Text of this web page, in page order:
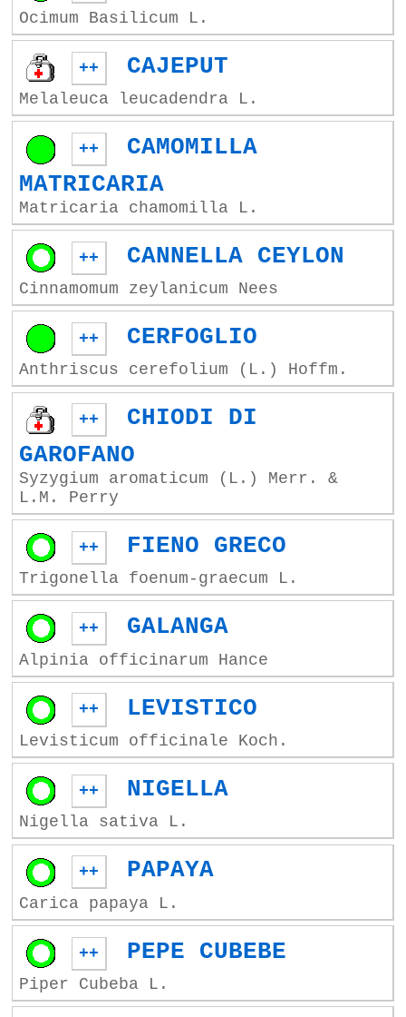
Ocimum Basilicum L.
++ CAJEPUT
Melaleuca leucadendra L.
++
CAMOMILLA
MATRICARIA
Matricaria chamomilla L.
++ CANNELLA CEYLON
Cinnamomum zeylanicum Nees
++ CERFOGLIO
Anthriscus cerefolium (L.) Hoffm.
++
CHIODI DI
GAROFANO
Syzygium aromaticum (L.) Merr. &
L.M. Perry
++ FIENO GRECO
Trigonella foenum-graecum L.
++ GALANGA
Alpinia officinarum Hance
++ LEVISTICO
Levisticum officinale Koch.
++ NIGELLA
Nigella sativa L.
++ PAPAYA
Carica papaya L.
++ PEPE CUBEBE
Piper Cubeba L.